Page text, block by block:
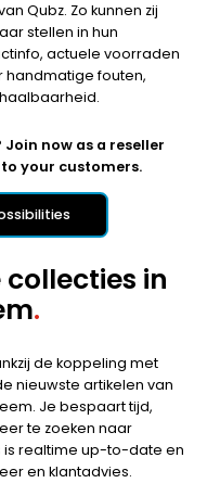
Qubz. Zo kunnen zij
stellen in hun
actuele voorraden
handmatige fouten,
now as a reseller
your customers.
in
.
de koppeling met
nieuwste artikelen van
Je bespaart tijd,
te zoeken naar
is realtime up-to-date en
en klantadvies.